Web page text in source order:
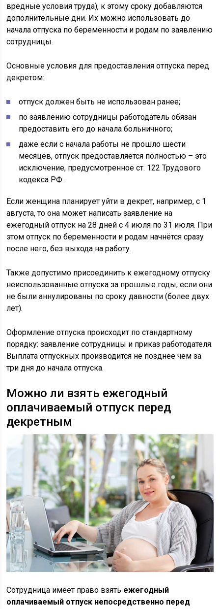
вредные условия труда), к этому сроку добавляются
дополнительные дни. Их можно использовать до
начала отпуска по беременности и родам по заявлению
сотрудницы.
Основные условия для предоставления отпуска перед
декретом:
отпуск должен быть не использован ранее;
по заявлению сотрудницы работодатель обязан
предоставить его до начала больничного;
даже если с начала работы не прошло шести
месяцев, отпуск предоставляется полностью – это
исключение, предусмотренное ст. 122 Трудового
кодекса РФ.
Если женщина планирует уйти в декрет, например, с 1
августа, то она может написать заявление на
ежегодный отпуск на 28 дней с 4 июля по 31 июля. При
этом отпуск по беременности и родам начнётся сразу
после него, без выхода на работу.
Также допустимо присоединить к ежегодному отпуску
неиспользованные отпуска за прошлые годы, если они
не были аннулированы по сроку давности (более двух
лет).
Оформление отпуска происходит по стандартному
порядку: заявление сотрудницы и приказ работодателя.
Выплата отпускных производится не позднее чем за
три дня до начала отпуска.
Можно ли взять ежегодный
оплачиваемый отпуск перед
декретным
Сотрудница имеет право взять ежегодный
оплачиваемый отпуск непосредственно перед